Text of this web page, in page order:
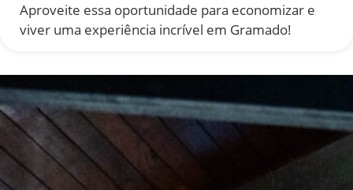
Aproveite essa oportunidade para economizar e
viver uma experiência incrível em Gramado!